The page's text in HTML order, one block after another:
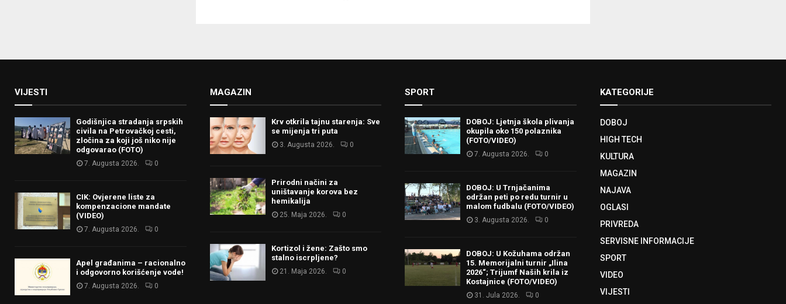
VIJESTI
Godišnjica stradanja srpskih
civila na Petrovačkoj cesti,
zločina za koji još niko nije
odgovarao (FOTO)
7. Augusta 2026. 0
CIK: Ovjerene liste za
kompenzacione mandate
(VIDEO)
7. Augusta 2026. 0
Apel građanima – racionalno
i odgovorno korišćenje vode!
7. Augusta 2026. 0
MAGAZIN
Krv otkrila tajnu starenja: Sve
se mijenja tri puta
3. Augusta 2026. 0
Prirodni načini za
uništavanje korova bez
hemikalija
25. Maja 2026. 0
Kortizol i žene: Zašto smo
stalno iscrpljene?
21. Maja 2026. 0
SPORT
DOBOJ: Ljetnja škola plivanja
okupila oko 150 polaznika
(FOTO/VIDEO)
7. Augusta 2026. 0
DOBOJ: U Trnjačanima
održan peti po redu turnir u
malom fudbalu (FOTO/VIDEO)
3. Augusta 2026. 0
DOBOJ: U Kožuhama održan
15. Memorijalni turnir „Ilina
2026“; Trijumf Naših krila iz
Kostajnice (FOTO/VIDEO)
31. Jula 2026. 0
KATEGORIJE
DOBOJ
HIGH TECH
KULTURA
MAGAZIN
NAJAVA
OGLASI
PRIVREDA
SERVISNE INFORMACIJE
SPORT
VIDEO
VIJESTI